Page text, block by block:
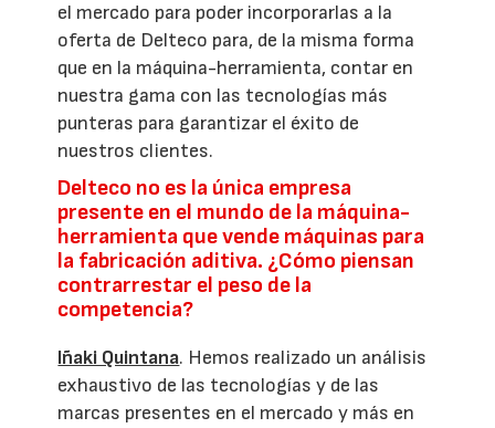
el mercado para poder incorporarlas a la
oferta de Delteco para, de la misma forma
que en la máquina-herramienta, contar en
nuestra gama con las tecnologías más
punteras para garantizar el éxito de
nuestros clientes.
Delteco no es la única empresa
presente en el mundo de la máquina-
herramienta que vende máquinas para
la fabricación aditiva. ¿Cómo piensan
contrarrestar el peso de la
competencia?
Iñaki Quintana. Hemos realizado un análisis
exhaustivo de las tecnologías y de las
marcas presentes en el mercado y más en